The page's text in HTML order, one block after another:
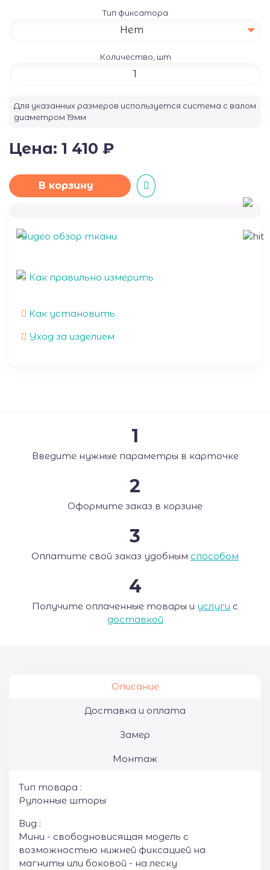
Тип фиксатора
Нет
Количество, шт
Для указанных размеров используется система с валом
диаметром 19мм
Цена: 1 410 ₽
В корзину
50
Видео обзор ткани
Как правильно измерить
Как установить
Уход за изделием
1
Введите нужные параметры в карточке
2
Оформите заказ в корзине
3
Оплатите свой заказ удобным способом
4
Получите оплаченные товары и услуги с
доставкой
Описание
Доставка и оплата
Замер
Монтаж
Тип товара :
Рулонные шторы
Вид :
Мини - свободновисящая модель с
возможностью нижней фиксацией на
магниты или боковой - на леску